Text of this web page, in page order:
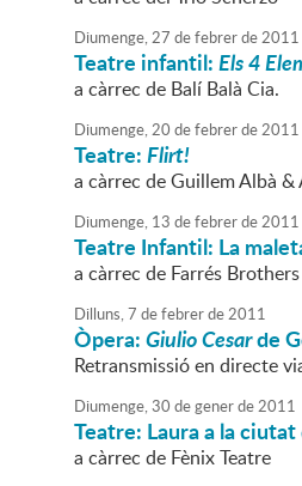
Diumenge,27 defebrerde2011
Teatre infantil:Els 4
a càrrec de Balí Balà Cia.
Diumenge,20 defebrerde2011
Teatre:Flirt!
a càrrec de Guillem Albà
Diumenge, 13 defebrerde2011
Teatre Infantil: La
a càrrec de Farrés
Dilluns,7 defebrerde2011
Òpera:Giulio Cesarde
Retransmissió en directe
Diumenge,30 degenerde2011
Teatre: Laura a la ciutat
a càrrec de Fènix Teatre